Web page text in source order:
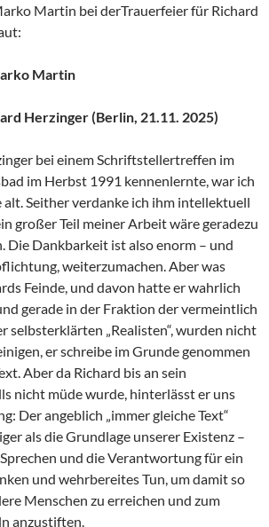
Martin bei derTrauerfeier für Richard
Martin
Herzinger (Berlin, 21.11. 2025)
bei einem Schriftstellertreffen im
im Herbst 1991 kennenlernte, war ich
alt. Seither verdanke ich ihm intellektuell
großer Teil meiner Arbeit wäre geradezu
Die Dankbarkeit ist also enorm – und
weiterzumachen. Aber was
Feinde, und davon hatte er wahrlich
gerade in der Fraktion der vermeintlich
selbsterklärten „Realisten“, wurden nicht
er schreibe im Grunde genommen
Aber da Richard bis an sein
nicht müde wurde, hinterlässt er uns
Der angeblich „immer gleiche Text“
als die Grundlage unserer Existenz –
und die Verantwortung für ein
und wehrbereites Tun, um damit so
Menschen zu erreichen und zum
anzustiften.